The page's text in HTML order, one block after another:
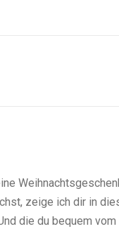
zeige ich dir in
die du bequem